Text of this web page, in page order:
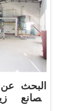
البحث
مصانع